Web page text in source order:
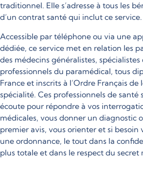
traditionnel. Elle s’adresse à tous les
d’un contrat santé qui inclut ce service.
Accessible par téléphone ou via une
dédiée, ce service met en relation les
des médecins généralistes, spécialistes
professionnels du paramédical, tous
France et inscrits à l’Ordre Français de
spécialité. Ces professionnels de santé
écoute pour répondre à vos
médicales, vous donner un diagnostic
premier avis, vous orienter et si besoin
une ordonnance, le tout dans la
plus totale et dans le respect du secret